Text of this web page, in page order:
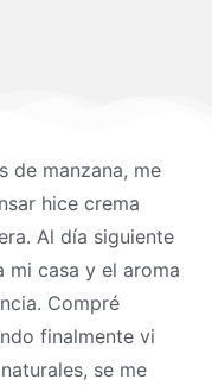
de manzana, me
hice crema
Al día siguiente
mi casa y el aroma
Compré
finalmente vi
se me